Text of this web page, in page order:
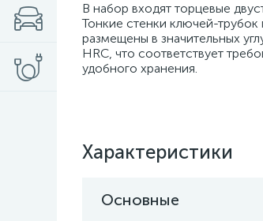
В набор входят торцевые
Тонкие стенки ключей-
размещены в значительных
HRC, что соответствует
удобного хранения.
Характеристики
Основные